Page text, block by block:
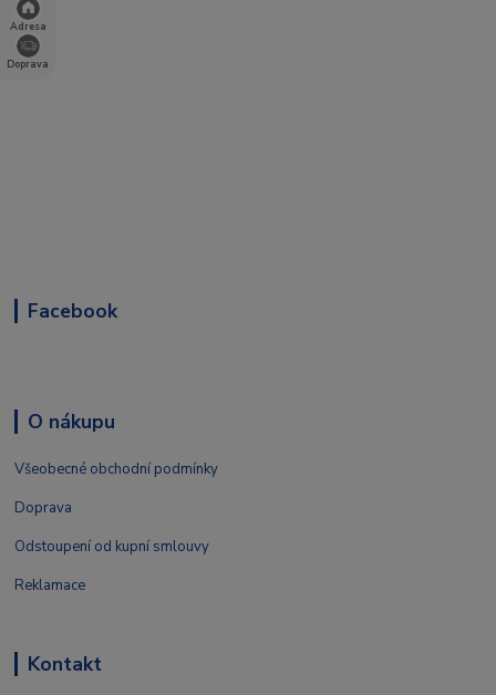
Adresa
Doprava
Facebook
O nákupu
Všeobecné obchodní podmínky
Doprava
Odstoupení od kupní smlouvy
Reklamace
Kontakt